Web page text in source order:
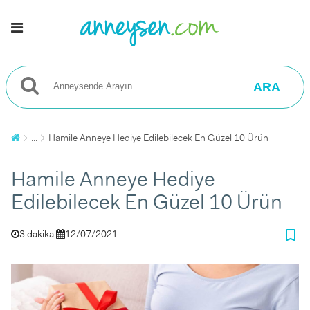
ARA
... Hamile Anneye Hediye Edilebilecek En Güzel 10 Ürün
Hamile Anneye Hediye
Edilebilecek En Güzel 10 Ürün
3 dakika 12/07/2021 bookmark_border